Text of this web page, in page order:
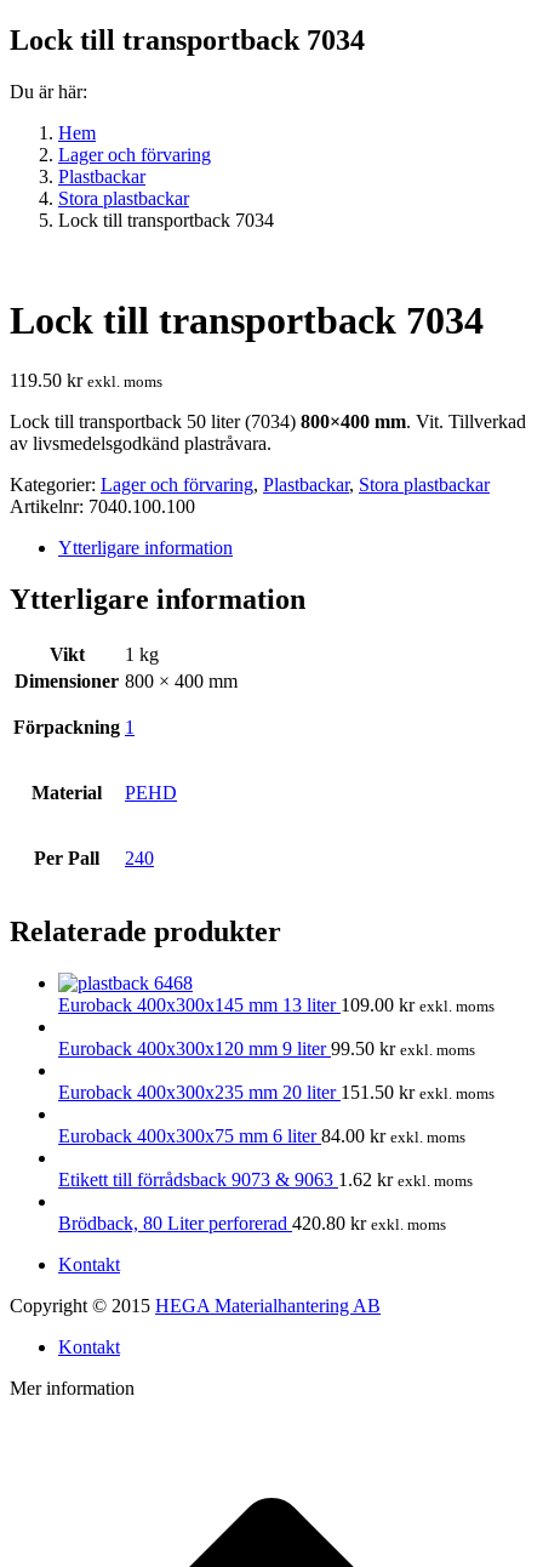
Lock till transportback 7034
Du är här:
Hem
Lager och förvaring
Plastbackar
Stora plastbackar
Lock till transportback 7034
Lock till transportback 7034
119.50 kr exkl. moms
Lock till transportback 50 liter (7034) 800×400 mm. Vit. Tillverkad
av livsmedelsgodkänd plastråvara.
Kategorier: Lager och förvaring, Plastbackar, Stora plastbackar
Artikelnr: 7040.100.100
Ytterligare information
Ytterligare information
Vikt
1 kg
Dimensioner 800 × 400 mm
Förpackning 1
Material PEHD
Per Pall 240
Relaterade produkter
Euroback 400x300x145 mm 13 liter 109.00 kr exkl. moms
Euroback 400x300x120 mm 9 liter99.50 kr exkl. moms
Euroback 400x300x235 mm 20 liter 151.50 kr exkl. moms
Euroback 400x300x75 mm 6 liter84.00 kr exkl. moms
Etikett till förrådsback 9073 & 9063 1.62 kr exkl. moms
Brödback, 80 Liter perforerad 420.80 kr exkl. moms
Kontakt
Copyright © 2015 HEGA Materialhantering AB
Kontakt
Mer information